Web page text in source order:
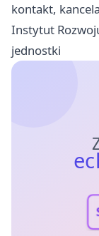
kontakt,
Instytut
jednostki